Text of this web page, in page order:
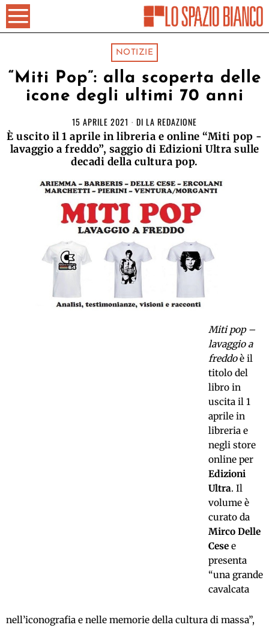
NOTIZIE
“Miti Pop”: alla scoperta delle
icone degli ultimi 70 anni
15 APRILE 2021 DI LA REDAZIONE
È uscito il 1 aprile in libreria e online “Miti pop -
lavaggio a freddo”, saggio di Edizioni Ultra sulle
decadi della cultura pop.
Miti pop –
lavaggio a
freddoè il
titolo del
libro in
uscita il 1
aprile in
libreria e
negli store
online per
Edizioni
Ultra. Il
volume è
curato da
Mirco Delle
Cese e
presenta
“una grande
cavalcata
nell’iconografia e nelle memorie della cultura di massa”,